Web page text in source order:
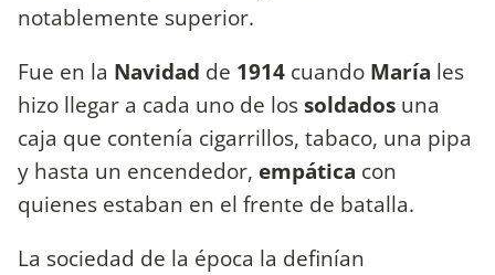
notablemente superior.
Fue en la Navidad de 1914 cuando María les
hizo llegar a cada uno de lossoldados una
caja que contenía cigarrillos, tabaco, una pipa
y hasta un encendedor, empática con
quienes estaban en el frente de batalla.
La sociedad de la época la definían